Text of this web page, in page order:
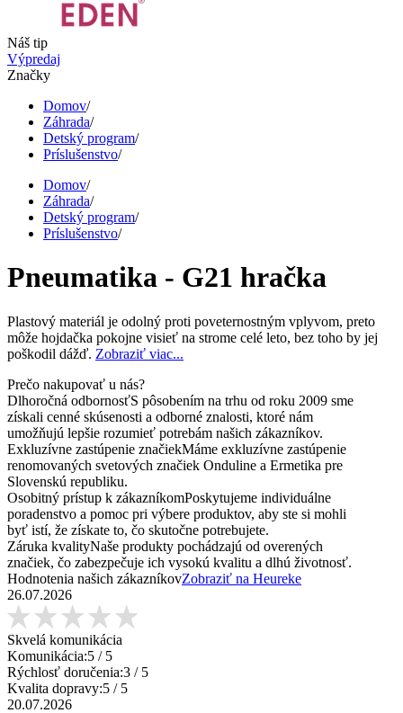
Náš tip
Výpredaj
Značky
Domov/
Záhrada/
Detský program/
Príslušenstvo/
Domov/
Záhrada/
Detský program/
Príslušenstvo/
Pneumatika - G21 hračka
Plastový materiál je odolný proti poveternostným vplyvom, preto
môže hojdačka pokojne visieť na strome celé leto, bez toho by jej
poškodil dážď. Zobraziť viac...
Prečo nakupovať u nás?
Dlhoročná odbornosťS pôsobením na trhu od roku 2009 sme
získali cenné skúsenosti a odborné znalosti, ktoré nám
umožňujú lepšie rozumieť potrebám našich zákazníkov.
Exkluzívne zastúpenie značiekMáme exkluzívne zastúpenie
renomovaných svetových značiek Onduline a Ermetika pre
Slovenskú republiku.
Osobitný prístup k zákazníkomPoskytujeme individuálne
poradenstvo a pomoc pri výbere produktov, aby ste si mohli
byť istí, že získate to, čo skutočne potrebujete.
Záruka kvalityNaše produkty pochádzajú od overených
značiek, čo zabezpečuje ich vysokú kvalitu a dlhú životnosť.
Hodnotenia našich zákazníkovZobraziť na Heureke
26.07.2026
Skvelá komunikácia
Komunikácia:5 / 5
Rýchlosť doručenia:3 / 5
Kvalita dopravy:5 / 5
20.07.2026